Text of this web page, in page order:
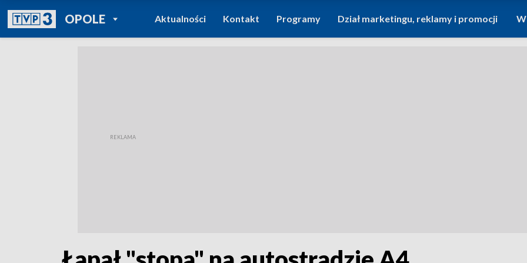
OPOLEPOWRÓT DO
TVP REGIONY
Aktualności Kontakt Programy Dział marketingu, reklamy i promocji